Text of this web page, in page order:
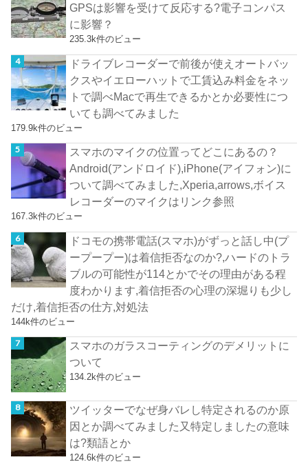
GPSは影響を受けて反応する?電子コンパス
に影響？
235.3k件のビュー
ドライブレコーダーで前後が使えオートバッ
クスやイエローハットで工賃込み料金をネッ
トで調べMacで再生できるかとか必要性につ
いても調べてみました
179.9k件のビュー
スマホのマイクの位置ってどこにあるの？
Android(アンドロイド),iPhone(アイフォン)に
ついて調べてみました,Xperia,arrows,ボイス
レコーダーのマイクはリンク参照
167.3k件のビュー
ドコモの携帯電話(スマホ)がずっと話し中(プ
ープープー)は着信拒否なのか?,ハードのトラ
ブルの可能性が114とかでその理由がある程
度わかります,着信拒否の心理の深堀りも少し
だけ,着信拒否の仕方,対処法
144k件のビュー
スマホのガラスコーティングのデメリットに
ついて
134.2k件のビュー
ツイッターでなぜ身バレし特定されるのか原
因とか調べてみました又特定しましたの意味
は?類語とか
124.6k件のビュー